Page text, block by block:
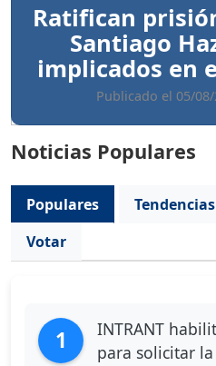
Ratifican
Santiago
implicados en
Publicado el 05/
Noticias Populares
Populares Tendencias
Votar
1
INTRANT
para solicitar